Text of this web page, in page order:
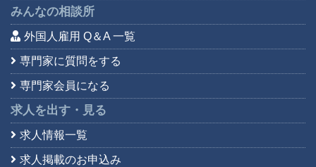
みんなの相談所
外国人雇用 Q＆A 一覧
専門家に質問をする
専門家会員になる
求人を出す・見る
求人情報一覧
求人掲載のお申込み